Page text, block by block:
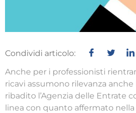
Condividi articolo:
Anche per i professionisti
ricavi assumono rilevanza
ribadito l’Agenzia delle Entrate
linea con quanto affermato nella